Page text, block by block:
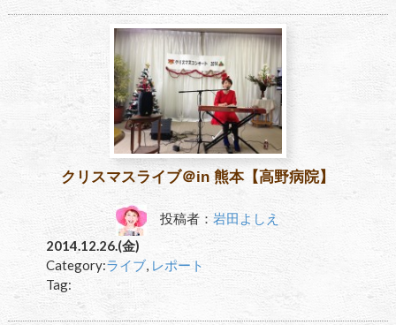
クリスマスライブ＠in 熊本【高野病院】
投稿者：岩田よしえ
2014.12.26.(金)
Category:ライブ, レポート
Tag: